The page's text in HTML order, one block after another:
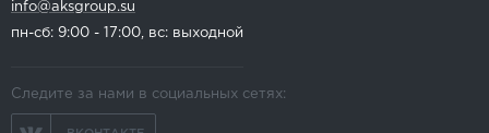
info@aksgroup.su
пн-сб: 9:00 - 17:00, вс: выходной
Следите за нами в социальных сетях: